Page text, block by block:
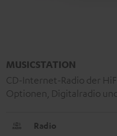
MUSICSTATION
CD-Internet-Radio der
Optionen, Digitalradio und
Radio